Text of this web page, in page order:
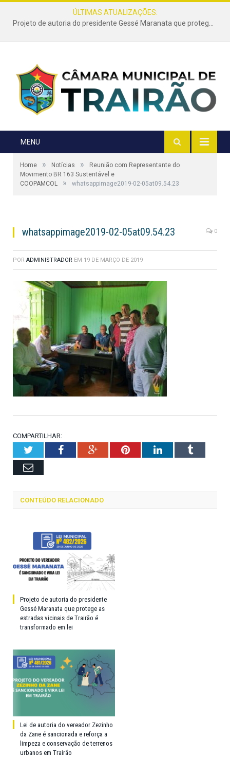
ÚLTIMAS ATUALIZAÇÕES:
Projeto de autoria do presidente Gessé Maranata que protege as estradas vicinais de Trairão é transformado em lei
MENU
Home » Notícias »
Reunião com Representante do
Movimento BR 163 Sustentável e
COOPAMCOL
» whatsappimage2019-02-05at09.54.23
whatsappimage2019-02-05at09.54.23 0
POR ADMINISTRADOR EM 19 DE MARÇO DE 2019
COMPARTILHAR:
TwitterFacebookGoogle+PinterestLinkedInTumblr
Email
CONTEÚDO RELACIONADO
Projeto de autoria do presidente
Gessé Maranata que protege as
estradas vicinais de Trairão é
transformado em lei
Lei de autoria do vereador Zezinho
da Zane é sancionada e reforça a
limpeza e conservação de terrenos
urbanos em Trairão